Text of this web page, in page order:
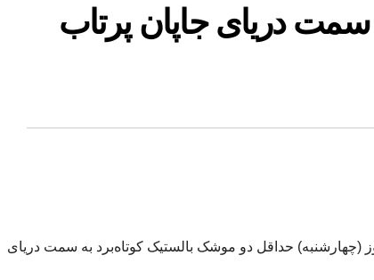
دریای جاپان پرتاب
حداقل دو موشک بالستیک کوتاه‌برد به سمت دریای